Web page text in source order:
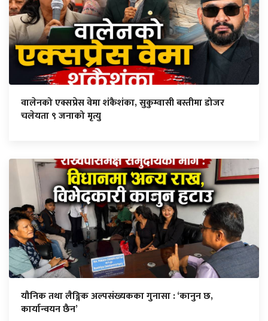
वालेनको एक्सप्रेस वेमा शंकैशंका, सुकुम्वासी बस्तीमा डोजर
चलेयता ९ जनाको मृत्यु
यौनिक तथा लैङ्गिक अल्पसंख्यकका गुनासा : ‘कानुन छ,
कार्यान्वयन छैन’